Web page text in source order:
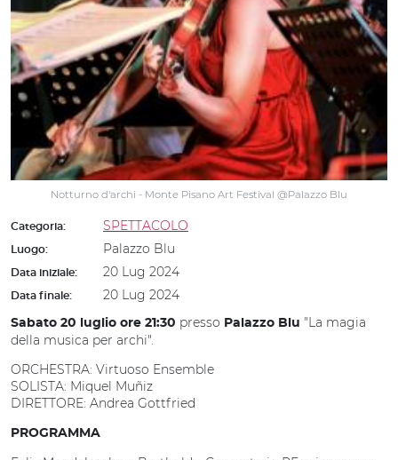
Notturno d'archi - Monte Pisano Art Festival @Palazzo Blu
Categoria: SPETTACOLO
Luogo: Palazzo Blu
Data iniziale: 20 Lug 2024
Data finale: 20 Lug 2024
Sabato 20 luglio ore 21:30 presso Palazzo Blu "La magia
della musica per archi".
ORCHESTRA: Virtuoso Ensemble
SOLISTA: Miquel Muñiz
DIRETTORE: Andrea Gottfried
PROGRAMMA